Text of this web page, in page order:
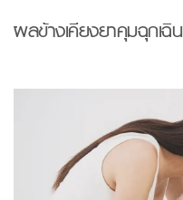
ผลข้างเคียงยาคุมฉุกเฉิน